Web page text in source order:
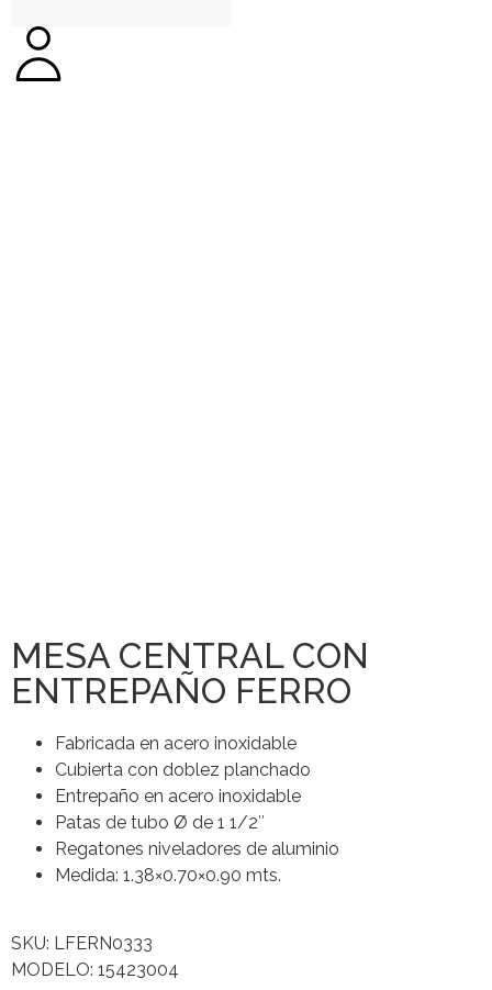
MESA CENTRAL CON
ENTREPAÑO FERRO
Fabricada en acero inoxidable
Cubierta con doblez planchado
Entrepaño en acero inoxidable
Patas de tubo Ø de 1 1/2″
Regatones niveladores de aluminio
Medida: 1.38×0.70×0.90 mts.
SKU: LFERN0333
MODELO: 15423004